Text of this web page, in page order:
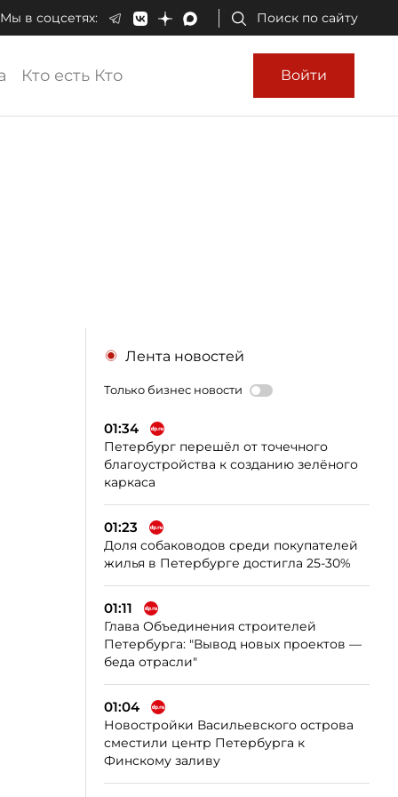
Мы в соцсетях: Поиск по сайту
Кто есть Кто Войти
Лента новостей
Только бизнес новости
01:34
Петербург перешёл от точечного
благоустройства к созданию зелёного
каркаса
01:23
Доля собаководов среди покупателей
жилья в Петербурге достигла 25-30%
01:11
Глава Объединения строителей
Петербурга: "Вывод новых проектов —
беда отрасли"
01:04
Новостройки Васильевского острова
сместили центр Петербурга к
Финскому заливу